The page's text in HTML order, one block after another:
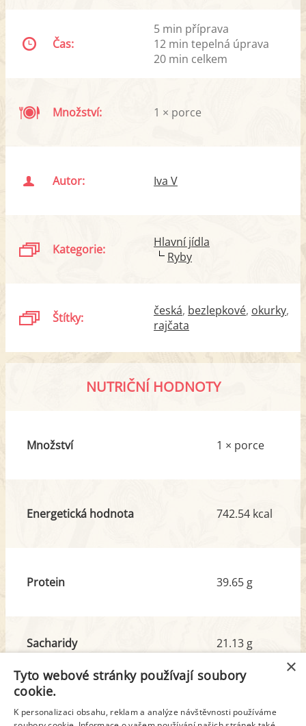
Čas:
5 min příprava
12 min tepelná úprava
20 min celkem
Množství: 1 × porce
Autor: Iva V
Kategorie:
Hlavní jídla
Ryby
Štítky: česká bezlepkové okurky
rajčata
NUTRIČNÍ HODNOTY
Množství 1 × porce
Energetická hodnota 742.54 kcal
Protein 39.65 g
Sacharidy
z toho cukr
21.13 g
9.43 g
Tuk
53.60 g
×
Tyto webové stránky používají soubory
cookie.
K personalizaci obsahu, reklam a analýze návštěvnosti používáme